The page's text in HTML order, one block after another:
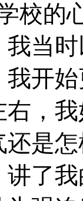
校的
当
开
，
是
了